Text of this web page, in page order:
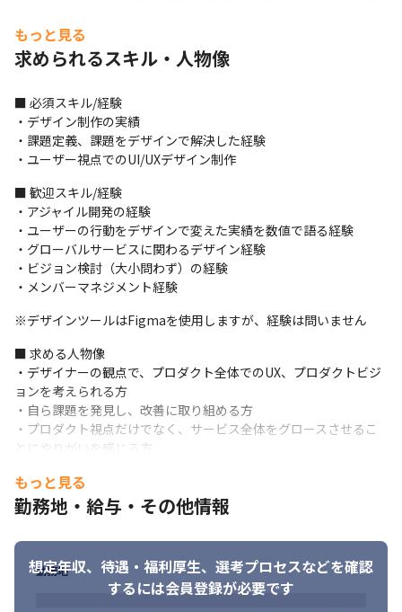
■ この仕事の魅力、面白み
・『skyticket』には航空券やホテル、レンタカーなど多くのサー
・また、これからグローバルOTA化を本格的に実現していくた
め、新規サービスの拡充や『skyticket』のリニューアル（多言語
サイト含む）の準備に入っており、新たな『skyticket』のUI/UX
デザインをつくっていくことができるフェーズです
ザインを検討するチャンスがあります
・グローバル向けの多言語サイトもリニューアルしていき、オフ
ショア拠点でもデザイナーを採用していく予定のため、グローバ
ルな仕事をしていくこともできる環境もあります
もっと見る
求められるスキル・人物像
■ 必須スキル/経験
・デザイン制作の実績
・課題定義、課題をデザインで解決した経験
・ユーザー視点でのUI/UXデザイン制作
■ 歓迎スキル/経験
・アジャイル開発の経験
・ユーザーの行動をデザインで変えた実績を数値で語る経験
・グローバルサービスに関わるデザイン経験
・ビジョン検討（大小問わず）の経験
・メンバーマネジメント経験
※デザインツールはFigmaを使用しますが、経験は問いません
■ 求める人物像
・デザイナーの観点で、プロダクト全体でのUX、プロダクトビジ
ョンを考えられる方
・自ら課題を発見し、改善に取り組める方
・プロダクト視点だけでなく、サービス全体をグロースさせるこ
とにやりがいを感じる方
形成を行いながら課題解決を行える方
・固定観念に縛られることなく、柔軟に思考を切り替えれる適応
・現状の組織や仕事のフローをよしとせず、一緒に変革していけ
る方
もっと見る
勤務地・給与・その他情報
想定年収、待遇・福利厚生、 選考プロセスなどを確認
するには会員登録が必要です
勤務地